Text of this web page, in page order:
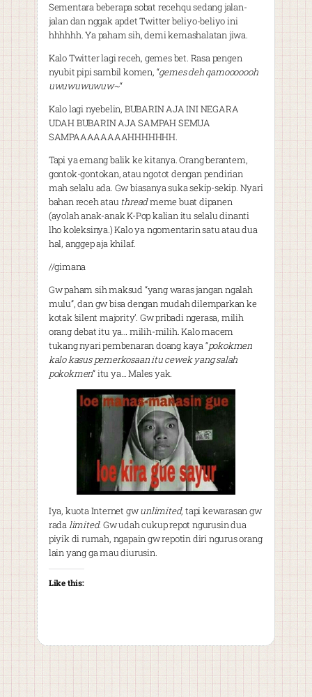
Sementara beberapa sobat recehqu sedang jalan-
jalan dan nggak apdet Twitter beliyo-beliyo ini
hhhhhh. Ya paham sih, demi kemashalatan jiwa.
Kalo Twitter lagi receh, gemes bet. Rasa pengen
nyubit pipi sambil komen, “gemes deh qamooooooh
uwuwuwuwuw~“
Kalo lagi nyebelin, BUBARIN AJA INI NEGARA
UDAH BUBARIN AJA SAMPAH SEMUA
SAMPAAAAAAAAHHHHHHH.
Tapi ya emang balik ke kitanya. Orang berantem,
gontok-gontokan, atau ngotot dengan pendirian
mah selalu ada. Gw biasanya suka sekip-sekip. Nyari
bahan receh atauthreadmeme buat dipanen
(ayolah anak-anak K-Pop kalian itu selalu dinanti
lho koleksinya.) Kalo ya ngomentarin satu atau dua
hal, anggep aja khilaf.
//gimana
Gw paham sih maksud “yang waras jangan ngalah
mulu”, dan gw bisa dengan mudah dilemparkan ke
kotak ‘silent majority’. Gw pribadi ngerasa, milih
orang debat itu ya… milih-milih. Kalo macem
tukang nyari pembenaran doang kaya “pokokmen
kalo kasus pemerkosaan itu cewek yang salah
pokokmen” itu ya… Males yak.
Iya, kuota Internet gwunlimited, tapi kewarasan gw
radalimited. Gw udah cukup repot ngurusin dua
piyik di rumah, ngapain gw repotin diri ngurus orang
lain yang ga mau diurusin.
Like this: